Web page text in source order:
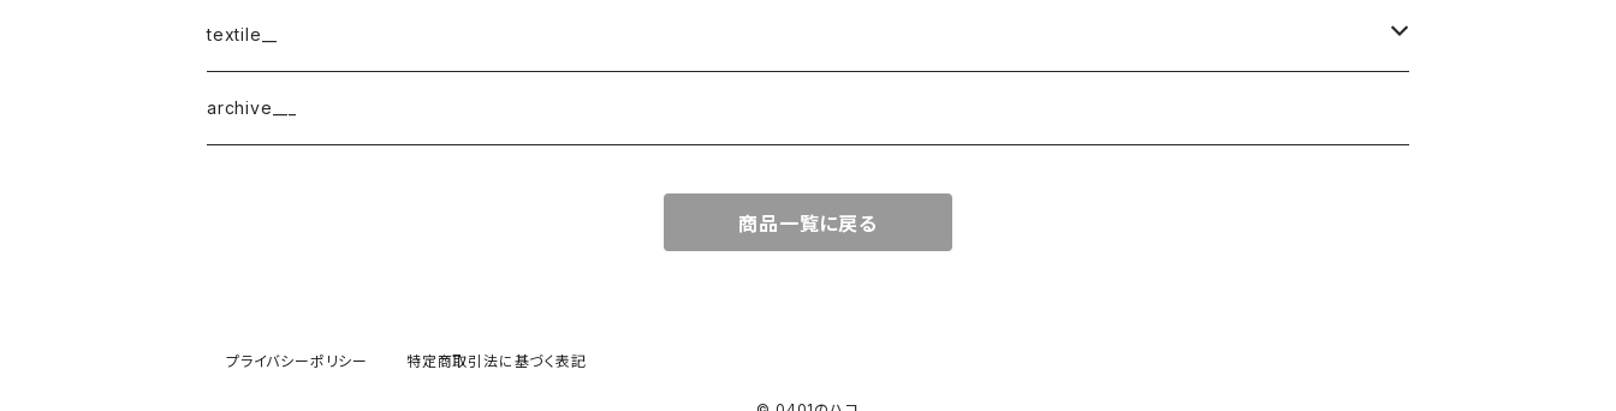
cotton
border
cotton × wool
textile__
織物
archive___
商品一覧に戻る
プライバシーポリシー 特定商取引法に基づく表記